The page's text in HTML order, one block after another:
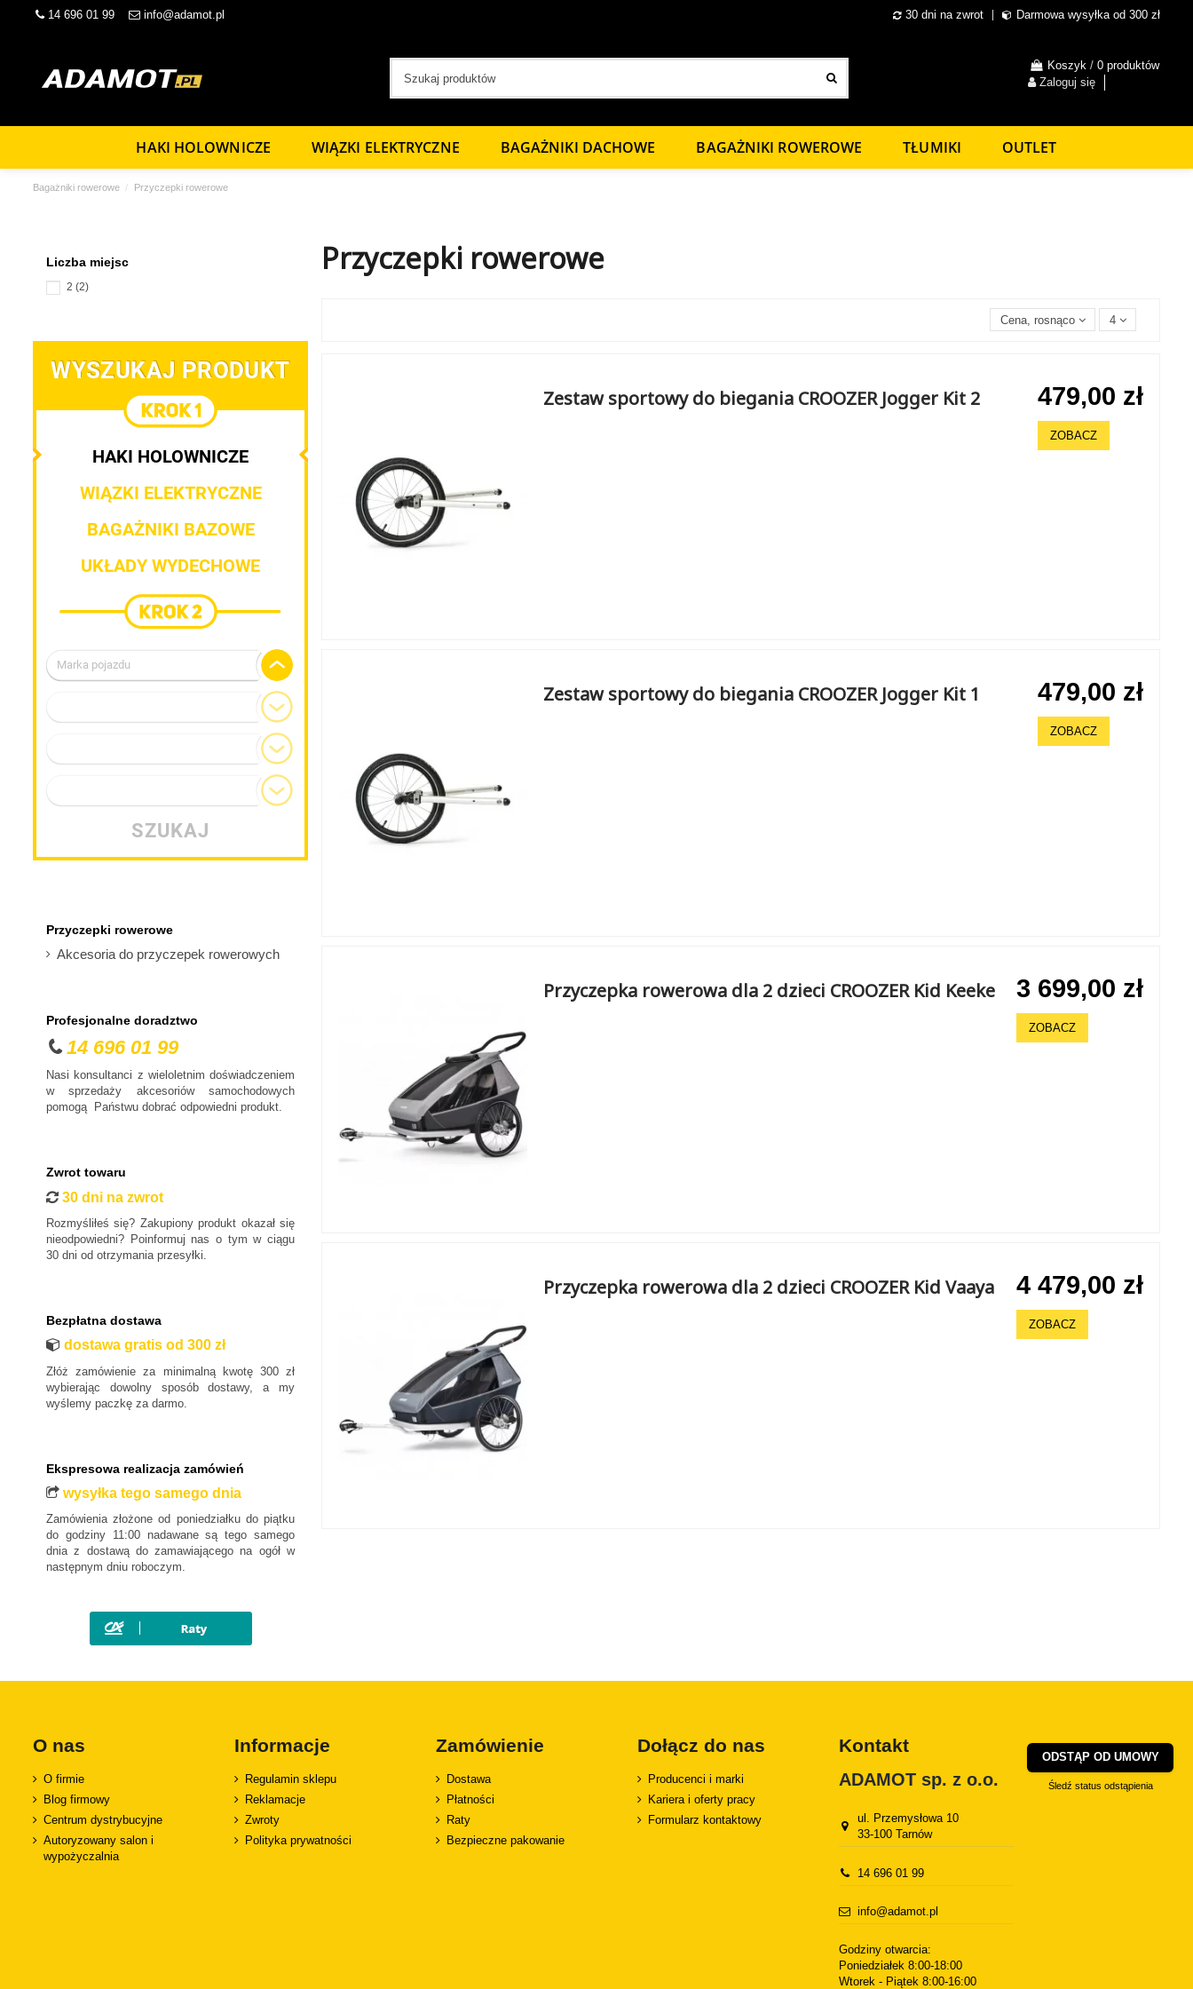
14 696 01 99 info@adamot.pl 30 dni na zwrot Darmowa wysyłka od 300 zł
Koszyk / 0 produktów
Zaloguj się
HAKI HOLOWNICZE WIĄZKI ELEKTRYCZNE BAGAŻNIKI DACHOWE BAGAŻNIKI ROWEROWE TŁUMIKI OUTLET
Bagażniki rowerowe Przyczepki rowerowe
Przyczepki rowerowe
Cena, rosnąco 4
Zestaw sportowy do biegania CROOZER Jogger Kit 2 479,00 zł
ZOBACZ
Zestaw sportowy do biegania CROOZER Jogger Kit 1 479,00 zł
ZOBACZ
Przyczepka rowerowa dla 2 dzieci CROOZER Kid Keeke 3 699,00 zł
ZOBACZ
Przyczepka rowerowa dla 2 dzieci CROOZER Kid Vaaya 4 479,00 zł
ZOBACZ
Liczba miejsc
2 (2)
WYSZUKAJ PRODUKT
HAKI HOLOWNICZE
WIĄZKI ELEKTRYCZNE
BAGAŻNIKI BAZOWE
UKŁADY WYDECHOWE
Marka pojazdu
Audi
Honda
Hyundai
Infiniti
Isuzu
Iveco
Jeep
Kia
Lancia
Land Rover
Maxus
Mazda
Mercedes-Benz
Mini
Opel
Peugeot
Polestar
Porsche
Renault
SAAB
Suzuki
Volkswagen
Volvo
ZX
SZUKAJ
Przyczepki rowerowe
Akcesoria do przyczepek rowerowych
Profesjonalne doradztwo
14 696 01 99
Nasi konsultanci z wieloletnim doświadczeniem
w sprzedaży akcesoriów samochodowych
pomogą Państwu dobrać odpowiedni produkt.
Zwrot towaru
30 dni na zwrot
Rozmyśliłeś się? Zakupiony produkt okazał się
nieodpowiedni? Poinformuj nas o tym w ciągu
30 dni od otrzymania przesyłki.
Bezpłatna dostawa
dostawa gratis od 300 zł
Złóż zamówienie za minimalną kwotę 300 zł
wybierając dowolny sposób dostawy, a my
wyślemy paczkę za darmo.
Ekspresowa realizacja zamówień
wysyłka tego samego dnia
Zamówienia złożone od poniedziałku do piątku
do godziny 11:00 nadawane są tego samego
dnia z dostawą do zamawiającego na ogół w
następnym dniu roboczym.
O nas
O firmie
Blog firmowy
Centrum dystrybucyjne
Autoryzowany salon i
wypożyczalnia
Informacje
Regulamin sklepu
Reklamacje
Zwroty
Polityka prywatności
Zamówienie
Dostawa
Płatności
Raty
Bezpieczne pakowanie
Dołącz do nas
Producenci i marki
Kariera i oferty pracy
Formularz kontaktowy
Kontakt
ADAMOT sp. z o.o.
ul. Przemysłowa 10
33-100 Tarnów
14 696 01 99
info@adamot.pl
Godziny otwarcia:
Poniedziałek 8:00-18:00
Wtorek - Piątek 8:00-16:00
ODSTĄP OD UMOWY
Śledź status odstąpienia